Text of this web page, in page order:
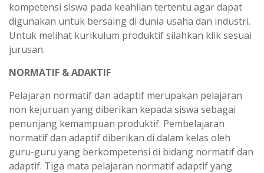
kompetensi siswa pada keahlian tertentu agar dapat
digunakan untuk bersaing di dunia usaha dan industri.
Untuk melihat kurikulum produktif silahkan klik sesuai
jurusan.
NORMATIF & ADAKTIF
Pelajaran normatif dan adaptif merupakan pelajaran
non kejuruan yang diberikan kepada siswa sebagai
penunjang kemampuan produktif. Pembelajaran
normatif dan adaptif diberikan di dalam kelas oleh
guru-guru yang berkompetensi di bidang normatif dan
adaptif. Tiga mata pelajaran normatif adaptif yang